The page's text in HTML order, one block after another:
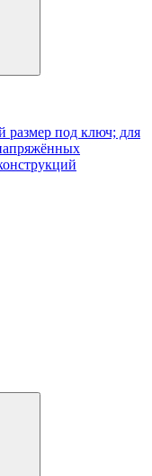
размер под ключ; для